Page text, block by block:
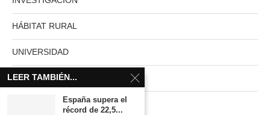
HÁBITAT RURAL
UNIVERSIDAD
MUNDO ACTUAL
PAISES NUVE
LEER TAMBIÉN...
España supera el
récord de 22,5...